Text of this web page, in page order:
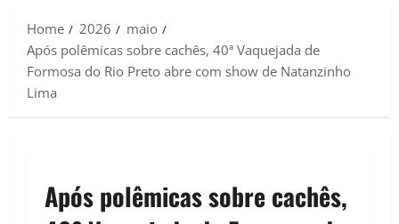
Home
2026
maio
Após polêmicas sobre cachês, 40ª Vaquejada de
Formosa do Rio Preto abre com show de Natanzinho
Lima
Após polêmicas sobre cachês,